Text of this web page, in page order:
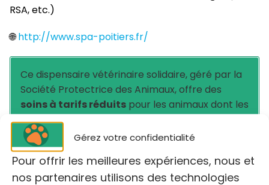
Gérez votre confidentialité
Pour offrir les meilleures expériences, nous et
nos partenaires utilisons des technologies
RSA, etc.)
🌐http://www.spa-poitiers.fr/
Ce dispensaire vétérinaire solidaire, géré par la
Société Protectrice des Animaux, offre des
soins à tarifs réduits pour les animaux dont les
propriétaires disposent de faibles ressources.
Les consultations sont accessibles uniquement
sur rendez-vous et sous conditions de
ressources.